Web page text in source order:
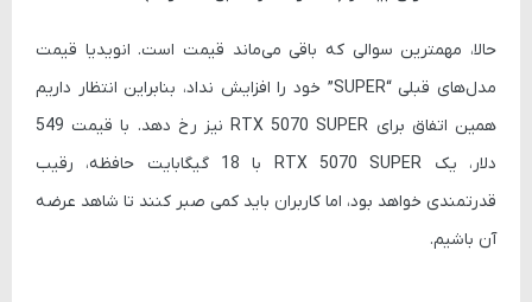
حالا، مهمترین سوالی که باقی می‌ماند قیمت است. انویدیا قیمت
مدل‌های قبلی “SUPER” خود را افزایش نداد، بنابراین انتظار داریم
همین اتفاق برای RTX 5070 SUPER نیز رخ دهد. با قیمت 549
دلار، یک RTX 5070 SUPER با 18 گیگابایت حافظه، رقیب
قدرتمندی خواهد بود، اما کاربران باید کمی صبر کنند تا شاهد عرضه
آن باشیم.